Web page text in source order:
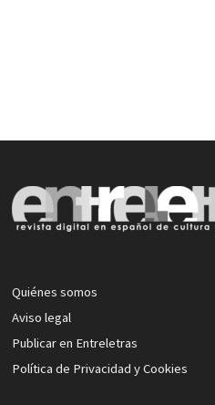
Quiénes somos
Aviso legal
Publicar en Entreletras
Política de Privacidad y Cookies